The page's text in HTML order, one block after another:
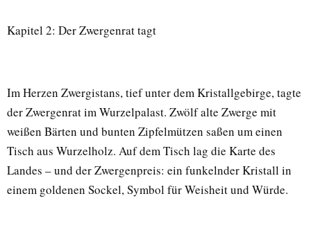
Kapitel 2: Der Zwergenrat tagt
Im Herzen Zwergistans, tief unter dem Kristallgebirge, tagte
der Zwergenrat im Wurzelpalast. Zwölf alte Zwerge mit
weißen Bärten und bunten Zipfelmützen saßen um einen
Tisch aus Wurzelholz. Auf dem Tisch lag die Karte des
Landes – und der Zwergenpreis: ein funkelnder Kristall in
einem goldenen Sockel, Symbol für Weisheit und Würde.